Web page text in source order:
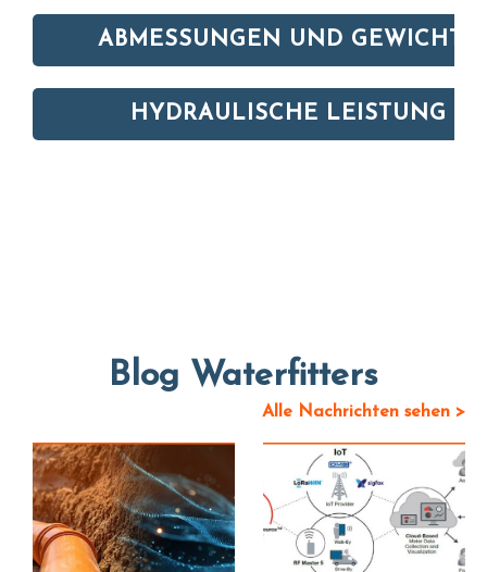
ABMESSUNGEN UND GEWICHTE
HYDRAULISCHE LEISTUNG
Blog Waterfitters
Alle Nachrichten sehen >